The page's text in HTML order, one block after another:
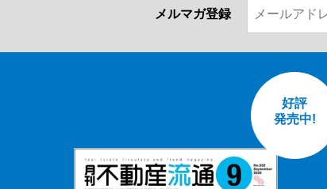
メルマガ登録
好評
発売中!